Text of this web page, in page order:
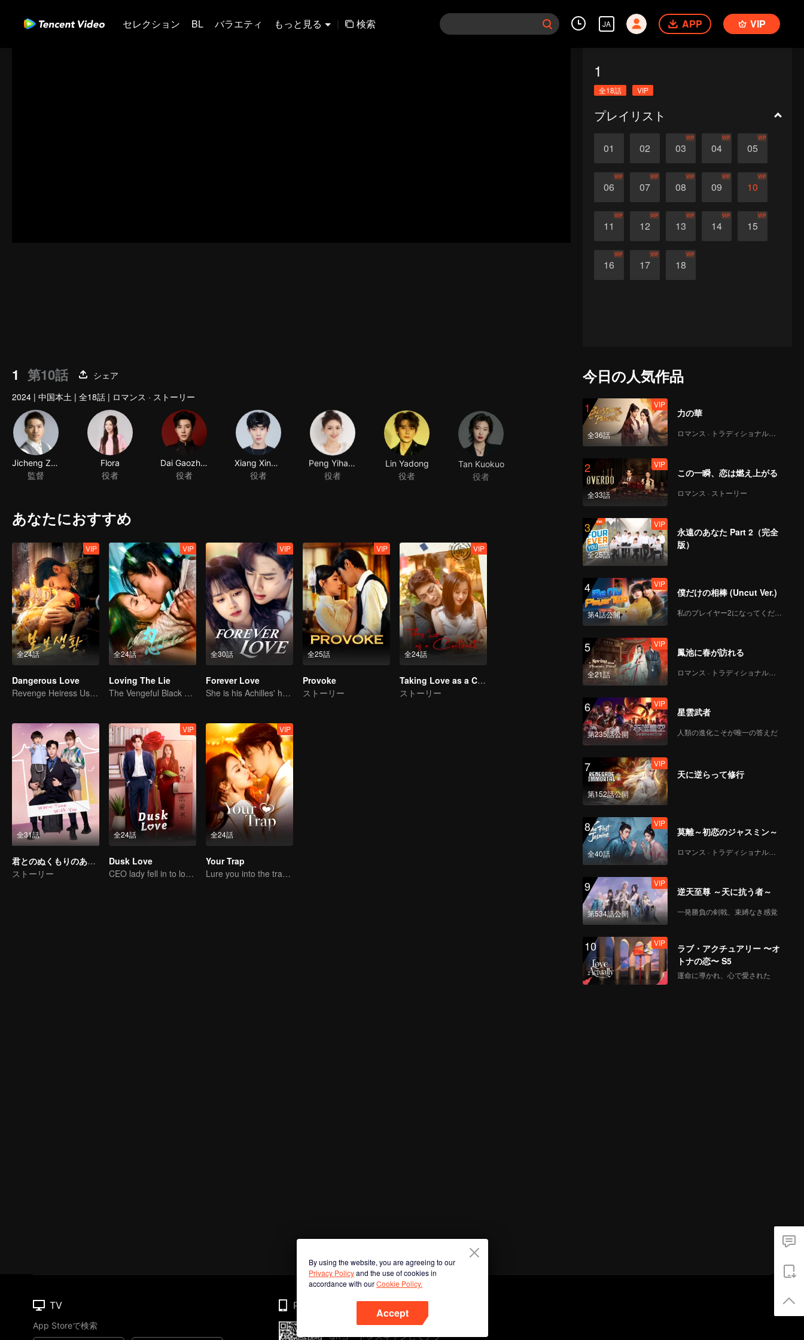
セレクション BL バラエティ もっと見る | 検索 JA APP VIP
1
全18話 VIP
プレイリスト
01 02 03
VIP
04
VIP
05
VIP
06
VIP
07
VIP
08
VIP
09
VIP
10
VIP
11
VIP
12
VIP
13
VIP
14
VIP
15
VIP
16
VIP
17
VIP
18
VIP
1 第10話
シェア
2024 | 中国本土 | 全18話 | ロマンス · ストーリー
Jicheng Zou
監督
Flora
役者
Dai Gaozheng
役者
Xiang Xingyu
役者
Peng Yihang
役者
Lin Yadong
役者
Tan Kuokuo
役者
あなたにおすすめ
全24話
VIP
Dangerous Love
Revenge Heiress Use Marriage as Bait to Wed into a Wealthy Family
全24話
VIP
Loving The Lie
The Vengeful Black Lotus Falls for the Rogue Young Master
全30話
VIP
Forever Love
She is his Achilles' heel and his armor
全25話
VIP
Provoke
ストーリー
全24話
VIP
Taking Love as a Contract
ストーリー
全31話
君とのぬくもりのある時間
ストーリー
全24話
VIP
Dusk Love
CEO lady fell in to love contract
全24話
VIP
Your Trap
Lure you into the trap with love as bait
今日の人気作品
1
全36話
VIP
力の華
ロマンス · トラディショナル・コスチューム
2
全33話
VIP
この一瞬、恋は燃え上がる
ロマンス · ストーリー
3
全25話
VIP
永遠のあなた Part 2（完全
版）
4
第4話公開
VIP
僕だけの相棒 (Uncut Ver.)
私のプレイヤー2になってください
5
全21話
VIP
鳳池に春が訪れる
ロマンス · トラディショナル・コスチューム
6
第235話公開
VIP
星雲武者
人類の進化こそが唯一の答えだ
7
第152話公開
VIP
天に逆らって修行
8
全40話
VIP
莫離～初恋のジャスミン～
ロマンス · トラディショナル・コスチューム
9
第534話公開
VIP
逆天至尊 ～天に抗う者～
一発勝負の剣戟、束縛なき感覚
10 VIP
ラブ・アクチュアリー 〜オ
トナの恋〜 S5
運命に導かれ、心で愛された
By using the website, you are agreeing to our
Privacy Policyand the use of cookies in
accordance with ourCookie Policy.
Accept
TV
App Storeで検索
Phone
QRコードをスキャンしてアプ